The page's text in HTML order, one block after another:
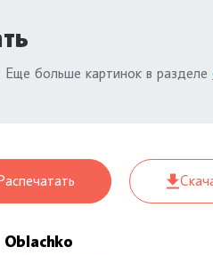
больше картинок в разделе
Oblachko